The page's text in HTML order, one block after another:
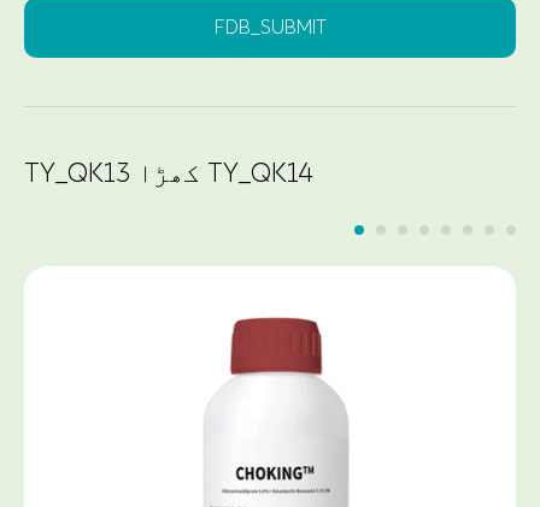
FDB_SUBMIT
TY_QK13 کھڑا TY_QK14